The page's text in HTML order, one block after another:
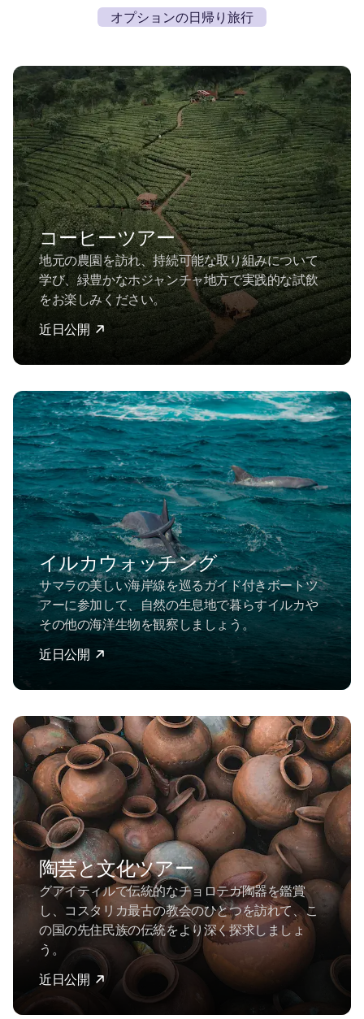
オプションの日帰り旅行
コーヒーツアー
地元の農園を訪れ、持続可能な取り組みについて
学び、緑豊かなホジャンチャ地方で実践的な試飲
をお楽しみください。
近日公開
イルカウォッチング
サマラの美しい海岸線を巡るガイド付きボートツ
アーに参加して、自然の生息地で暮らすイルカや
その他の海洋生物を観察しましょう。
近日公開
陶芸と文化ツアー
グアイティルで伝統的なチョロテガ陶器を鑑賞
し、コスタリカ最古の教会のひとつを訪れて、こ
の国の先住民族の伝統をより深く探求しましょ
う。
近日公開